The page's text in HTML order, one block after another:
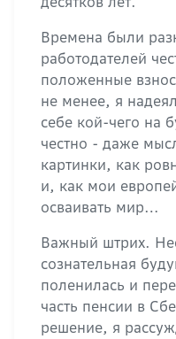
Времена были
работодателей
положенные
не менее, я
себе кой-чего на
честно - даже
картинки, как
и, как мои
осваивать мир…
Важный штрих.
сознательная
поленилась и
часть пенсии в
решение, я